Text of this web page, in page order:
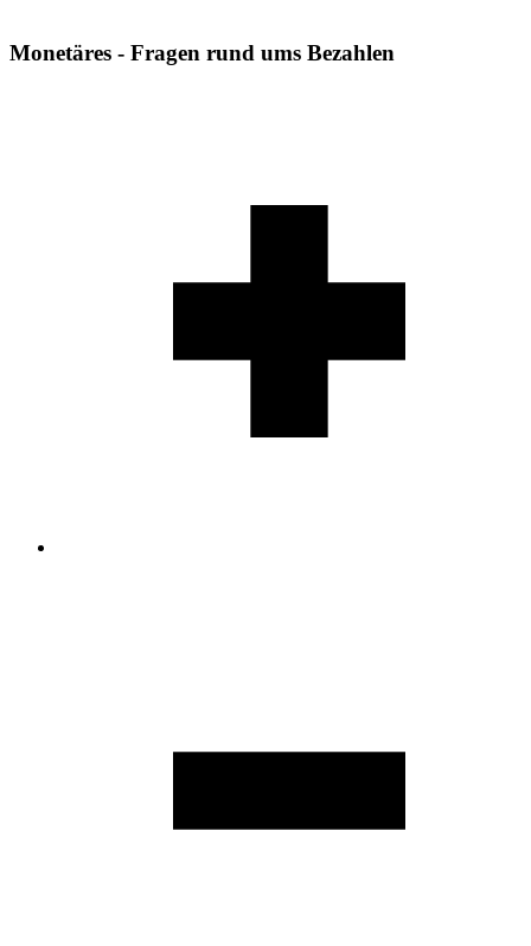
Monetäres - Fragen rund ums Bezahlen